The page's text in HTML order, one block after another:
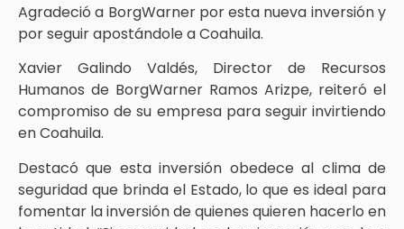
Agradeció a BorgWarner por esta nueva inversión y
por seguir apostándole a Coahuila.
Xavier Galindo Valdés, Director de Recursos
Humanos de BorgWarner Ramos Arizpe, reiteró el
compromiso de su empresa para seguir invirtiendo
en Coahuila.
Destacó que esta inversión obedece al clima de
seguridad que brinda el Estado, lo que es ideal para
fomentar la inversión de quienes quieren hacerlo en